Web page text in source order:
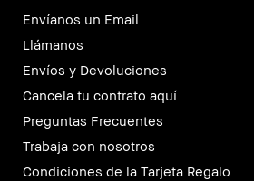
Envíanos un Email
Llámanos
Envíos y Devoluciones
Cancela tu contrato aquí
Preguntas Frecuentes
Trabaja con nosotros
Condiciones de la Tarjeta Regalo